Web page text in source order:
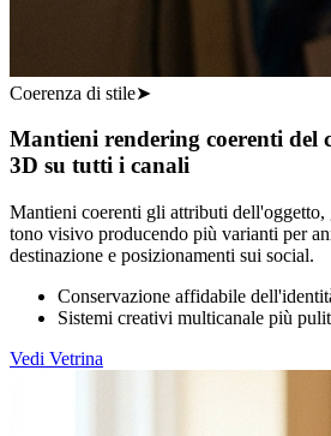
Coerenza di stile➤
Mantieni rendering coerenti del
3D su tutti i canali
Mantieni coerenti gli attributi dell'oggetto,
tono visivo producendo più varianti per
destinazione e posizionamenti sui social.
Conservazione affidabile
Sistemi creativi multicanale più
Vedi Vetrina